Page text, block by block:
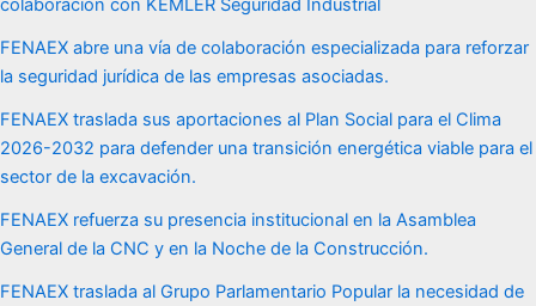
colaboración con KEMLER Seguridad Industrial
FENAEX abre una vía de colaboración especializada para reforzar
la seguridad jurídica de las empresas asociadas.
FENAEX traslada sus aportaciones al Plan Social para el Clima
2026-2032 para defender una transición energética viable para el
sector de la excavación.
FENAEX refuerza su presencia institucional en la Asamblea
General de la CNC y en la Noche de la Construcción.
FENAEX traslada al Grupo Parlamentario Popular la necesidad de